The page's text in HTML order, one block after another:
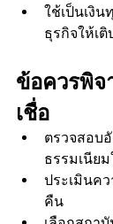
ใช้เป็นเงิ
ธุรกิจให้เติ
ข้อควรพิ
เชื่อ
ตรวจสอบ
ธรรมเนีย
ประเมินค
คืน